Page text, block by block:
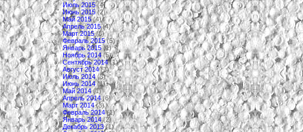
Июль 2015(4)
Июнь 2015(2)
Май 2015(4)
Апрель 2015(4)
Март 2015(8)
Февраль 2015(5)
Январь 2015(1)
Ноябрь 2014(5)
Сентябрь 2014(1)
Август 2014(3)
Июль 2014(3)
Июнь 2014(1)
Май 2014(1)
Апрель 2014(6)
Март 2014(3)
Февраль 2014(1)
Январь 2014(2)
Декабрь 2013(1)